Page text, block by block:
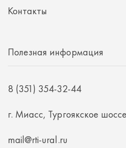
ИНН 7415101168
ОГРН 1187456037768
Политика конфиденциальности